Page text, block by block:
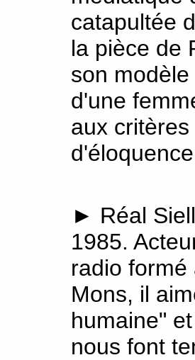
catapultée
la pièce de
son
d'une
aux
► Réal
1985.
radio
Mons, il
humaine"
nous font